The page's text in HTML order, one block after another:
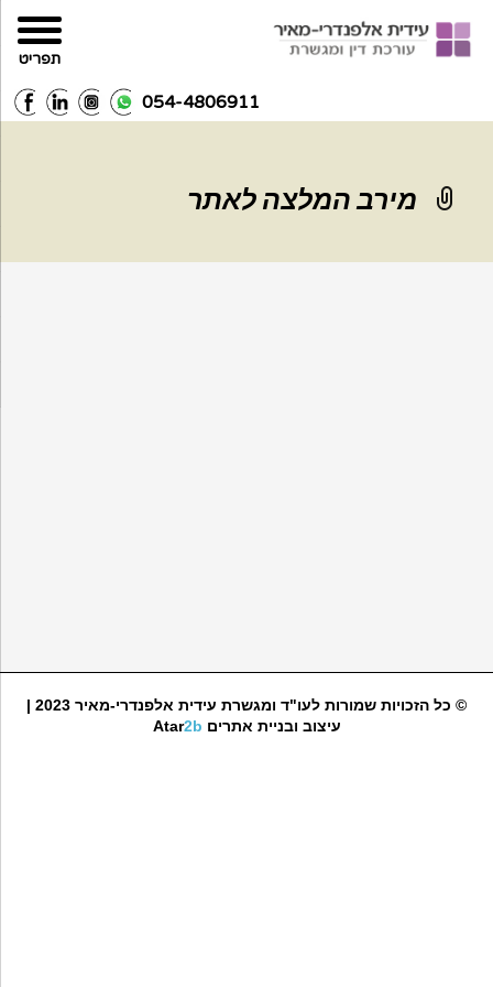
054-4806911
מירב המלצה לאתר
© כל הזכויות שמורות לעו"ד ומגשרת עידית אלפנדרי-מאיר 2023 |
עיצוב ובניית אתרים
Atar2b
תפריט